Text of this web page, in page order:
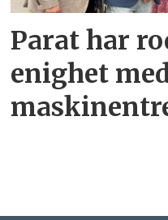
Parat har
enighet